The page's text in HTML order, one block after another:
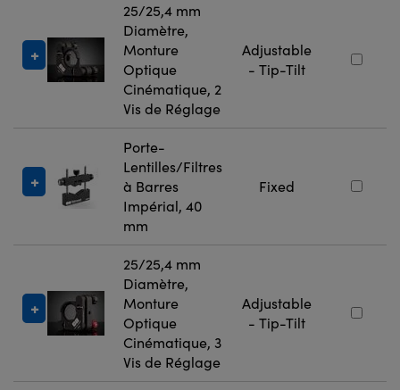
25/25,4 mm
Diamètre,
Monture
Optique
Cinématique, 2
Vis de Réglage
Adjustable
- Tip-Tilt
Porte-
Lentilles/Filtres
à Barres
Impérial, 40
mm
Fixed
25/25,4 mm
Diamètre,
Monture
Optique
Cinématique, 3
Vis de Réglage
Adjustable
- Tip-Tilt